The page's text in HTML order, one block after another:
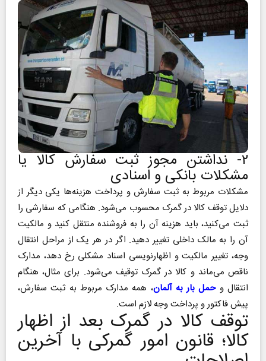
۲- نداشتن مجوز ثبت سفارش کالا یا
مشکلات بانکی و اسنادی
مشکلات مربوط به ثبت سفارش و پرداخت هزینه‌ها یکی دیگر از
دلایل توقف کالا در گمرک محسوب می‌شود. هنگامی که سفارشی را
ثبت می‌کنید، باید هزینه آن را به فروشنده منتقل کنید و مالکیت
آن را به مالک داخلی تغییر دهید. اگر در هر یک از مراحل انتقال
وجه، تغییر مالکیت و اظهار‌نویسی اسناد مشکلی رخ دهد، مدارک
ناقص می‌ماند و کالا در گمرک توقیف می‌شود. برای مثال، هنگام
انتقال وحمل بار به آلمان، همه مدارک مربوط به ثبت سفارش،
پیش فاکتور و پرداخت وجه لازم است.
توقف کالا در گمرک بعد از اظهار
کالا؛ قانون امور گمرکی با آخرین